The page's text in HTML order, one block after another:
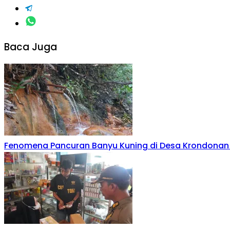
Baca Juga
Fenomena Pancuran Banyu Kuning di Desa